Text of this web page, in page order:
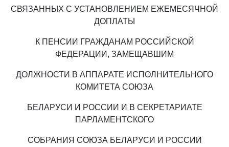
СВЯЗАННЫХ С УСТАНОВЛЕНИЕМ ЕЖЕМЕСЯЧНОЙ
ДОПЛАТЫ
К ПЕНСИИ ГРАЖДАНАМ РОССИЙСКОЙ
ФЕДЕРАЦИИ, ЗАМЕЩАВШИМ
ДОЛЖНОСТИ В АППАРАТЕ ИСПОЛНИТЕЛЬНОГО
КОМИТЕТА СОЮЗА
БЕЛАРУСИ И РОССИИ И В СЕКРЕТАРИАТЕ
ПАРЛАМЕНТСКОГО
СОБРАНИЯ СОЮЗА БЕЛАРУСИ И РОССИИ